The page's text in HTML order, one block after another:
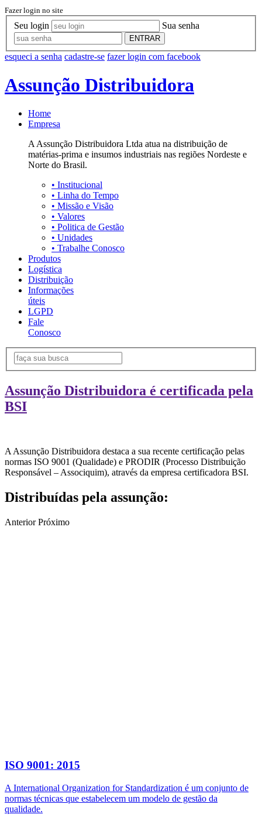
Fazer login no site
Seu login Sua senha
ENTRAR
esqueci a senha cadastre-se fazer login com facebook
Assunção Distribuidora
Home
Empresa
A Assunção Distribuidora Ltda atua na distribuição de
matérias-prima e insumos industriais nas regiões Nordeste e
Norte do Brasil.
• Institucional
• Linha do Tempo
• Missão e Visão
• Valores
• Politica de Gestão
• Unidades
• Trabalhe Conosco
Produtos
Logística
Distribuição
Informações
úteis
LGPD
Fale
Conosco
Assunção Distribuidora é certificada pela
BSI
A Assunção Distribuidora destaca a sua recente certificação pelas
normas ISO 9001 (Qualidade) e PRODIR (Processo Distribuição
Responsável – Associquim), através da empresa certificadora BSI.
Distribuídas pela assunção:
Anterior Próximo
ISO 9001: 2015
A International Organization for Standardization é um conjunto de
normas técnicas que estabelecem um modelo de gestão da
qualidade.